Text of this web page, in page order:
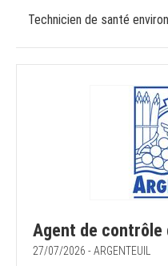
Technicien de santé
Agent de contrôle
27/07/2026 - ARGENTEUIL